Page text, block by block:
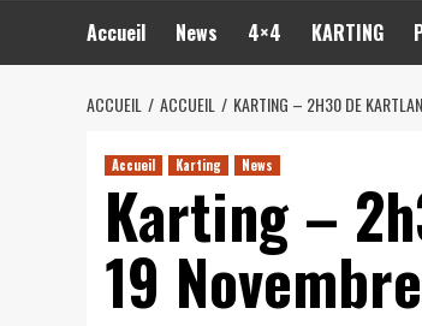
Accueil News 4×4 KARTING
ACCUEIL ACCUEIL KARTING – 2H30 DE
Accueil Karting News
Karting –
19